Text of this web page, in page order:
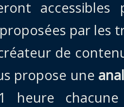
Val
proposées par les
de
propose une
heure